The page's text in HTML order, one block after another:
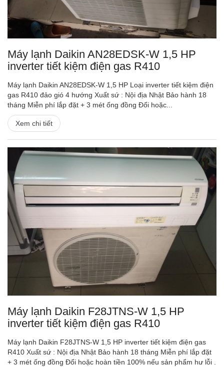
Máy lạnh Daikin AN28EDSK-W 1,5 HP
inverter tiết kiệm điện gas R410
Máy lạnh Daikin AN28EDSK-W 1,5 HP Loại inverter tiết kiệm điện
gas R410 đảo gió 4 hướng Xuất sứ : Nội địa Nhật Bảo hành 18
tháng Miễn phí lắp đặt + 3 mét ống đồng Đổi hoặc...
Xem chi tiết
Máy lạnh Daikin F28JTNS-W 1,5 HP
inverter tiết kiệm điện gas R410
Máy lạnh Daikin F28JTNS-W 1,5 HP inverter tiết kiệm điện gas
R410 Xuất sứ : Nội địa Nhật Bảo hành 18 tháng Miễn phí lắp đặt
+ 3 mét ống đồng Đổi hoặc hoàn tiền 100% nếu sản phẩm hư lỗi .